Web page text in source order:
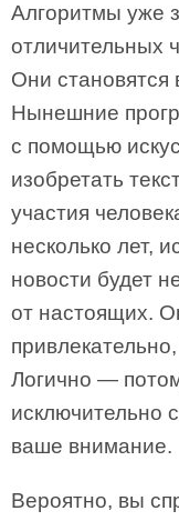
Алгоритмы уже
отличительных
Они становятся
Нынешние
с помощью
изобретать
участия
несколько лет,
новости будет
от настоящих.
Логично —
исключительно
ваше внимание.
Вероятно, вы